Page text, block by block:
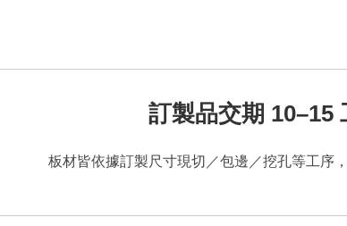
訂製品交期 10–15
板材皆依據訂製尺寸現切／包邊／挖孔等工序